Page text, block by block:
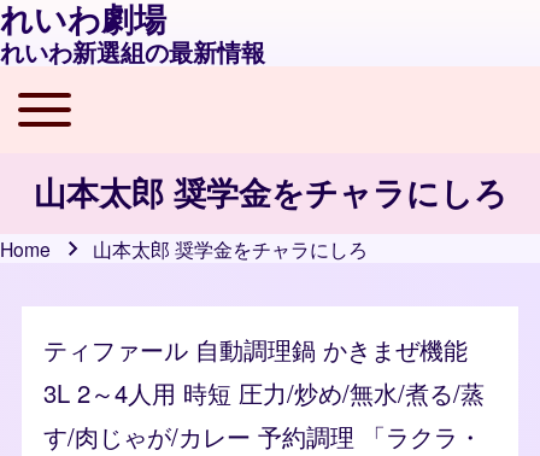
れいわ劇場
れいわ新選組の最新情報
Main navigation
Toggle main menu
山本太郎 奨学金をチャラにしろ
Home 山本太郎 奨学金をチャラにしろ
ティファール 自動調理鍋 かきまぜ機能
3L 2～4人用 時短 圧力/炒め/無水/煮る/蒸
す/肉じゃが/カレー 予約調理 「ラクラ・